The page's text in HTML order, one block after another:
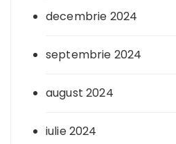
decembrie 2024
septembrie 2024
august 2024
iulie 2024